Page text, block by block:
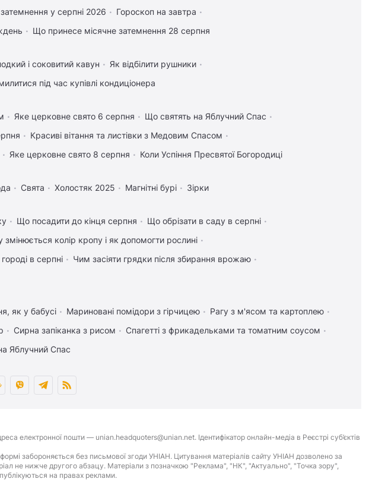
у серпні 2026
Гороскоп на завтра
Що принесе місячне затемнення 28 серпня
і соковитий кавун
Як відбілити рушники
під час купівлі кондиціонера
Яке церковне свято 6 серпня
Що святять на Яблучний Спас
Красиві вітання та листівки з Медовим Спасом
Яке церковне свято 8 серпня Коли Успіння Пресвятої Богородиці
Свята Холостяк 2025 Магнітні бурі Зірки
Що посадити до кінця серпня
Що обрізати в саду в серпні
змінюється колір кропу і як допомогти рослині
в серпні
Чим засіяти грядки після збирання врожаю
як у бабусі Мариновані помідори з гірчицею
Рагу з м'ясом та картоплею
Сирна запіканка з рисом
Спагетті з фрикадельками та томатним соусом
Яблучний Спас
пошти — unian.headquoters@unian.net. Ідентифікатор онлайн-медіа в Реєстрі суб’єктів
забороняється без письмової згоди УНІАН. Цитування матеріалів сайту УНІАН дозволено за
не нижче другого абзацу. Матеріали з позначкою "Реклама", "НК", "Актуально", "Точка зору",
на правах реклами.